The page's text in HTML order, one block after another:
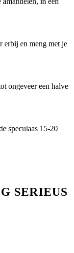
erbij en meng met je
ongeveer een halve
speculaas 15-20
SERIEUS